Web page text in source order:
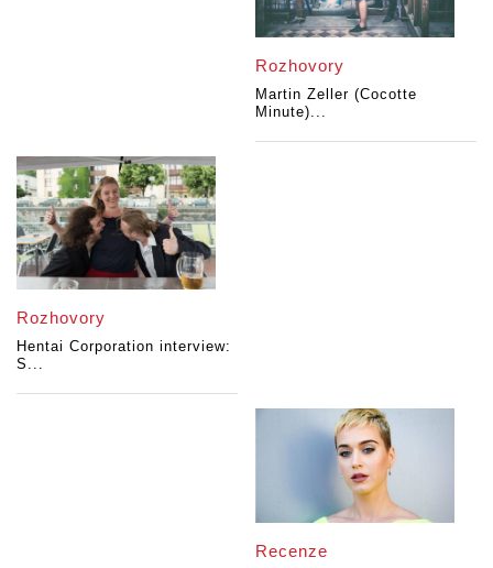
Rozhovory
Martin Zeller (Cocotte
Minute)...
Rozhovory
Hentai Corporation interview:
S...
Recenze